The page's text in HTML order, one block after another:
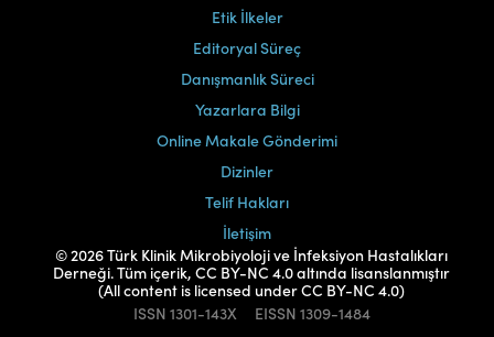
Etik İlkeler
Editoryal Süreç
Danışmanlık Süreci
Yazarlara Bilgi
Online Makale Gönderimi
Dizinler
Telif Hakları
İletişim
© 2026 Türk Klinik Mikrobiyoloji ve İnfeksiyon Hastalıkları
Derneği. Tüm içerik, CC BY-NC 4.0 altında lisanslanmıştır
(All content is licensed under CC BY-NC 4.0)
ISSN 1301-143X EISSN 1309-1484